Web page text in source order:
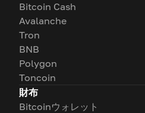
Bitcoin Cash
Avalanche
Tron
BNB
Polygon
Toncoin
財布
Bitcoinウォレット